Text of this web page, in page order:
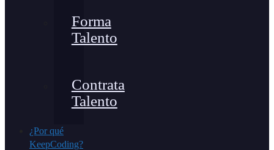
Forma
Talento
Contrata
Talento
¿Por qué
KeepCoding?